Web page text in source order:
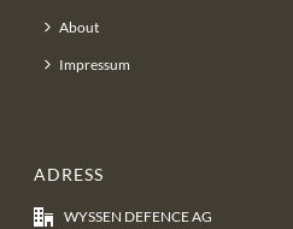
About
Impressum
ADRESS
WYSSEN DEFENCE AG